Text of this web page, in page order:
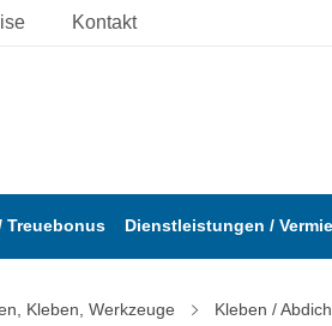
Kontakt
Treuebonus Dienstleistungen /
Kleben, Werkzeuge
Kleben /